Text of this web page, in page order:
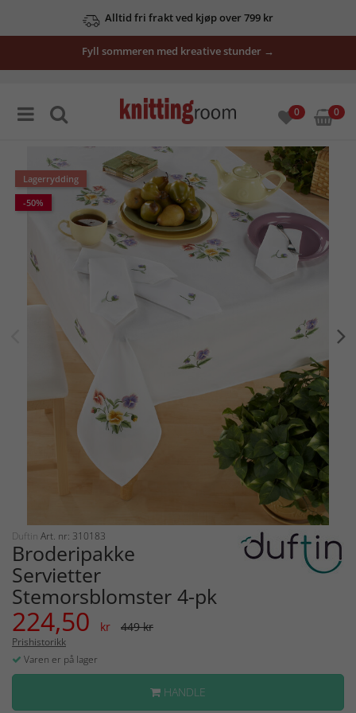
Alltid fri frakt ved kjøp over 799 kr
Fyll sommeren med kreative stunder →
0 0
Lagerrydding
-50%
Duftin Art. nr: 310183
Broderipakke
Servietter
Stemorsblomster 4-pk
224,50 kr 449 kr
Prishistorikk
Varen er på lager
HANDLE